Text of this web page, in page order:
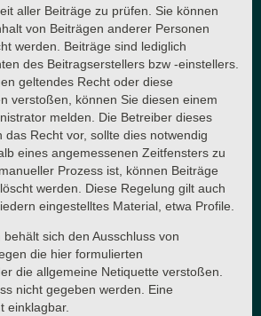
aller Beiträge zu prüfen. Sie können
von Beiträgen anderer Personen
werden. Beiträge sind lediglich
des Beitragserstellers bzw -einstellers.
geltendes Recht oder diese
verstoßen, können Sie diesen einem
melden. Die Betreiber dieses
das Recht vor, sollte dies notwendig
eines angemessenen Zeitfensters zu
Prozess ist, können Beiträge
werden. Diese Regelung gilt auch
eingestelltes Material, etwa Profile.
sich den Ausschluss von
die hier formulierten
die allgemeine Netiquette verstoßen.
nicht gegeben werden. Eine
einklagbar.